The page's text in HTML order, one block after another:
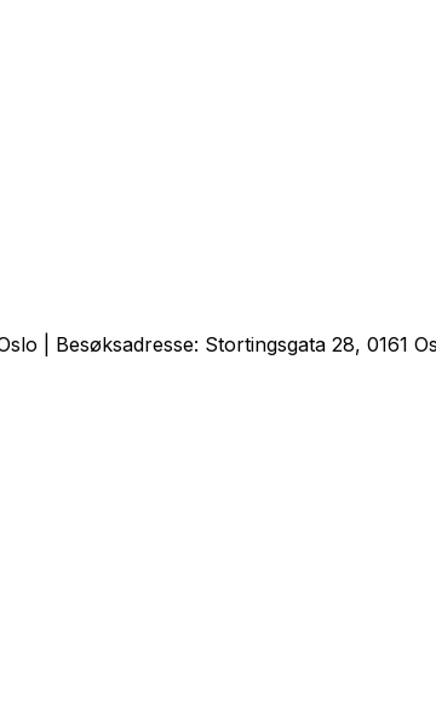
| Besøksadresse: Stortingsgata 28, 0161